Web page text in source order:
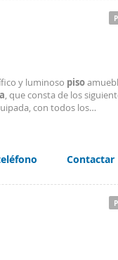
y luminoso piso
, que consta de los
con todos los
la zona. 1
Contactar